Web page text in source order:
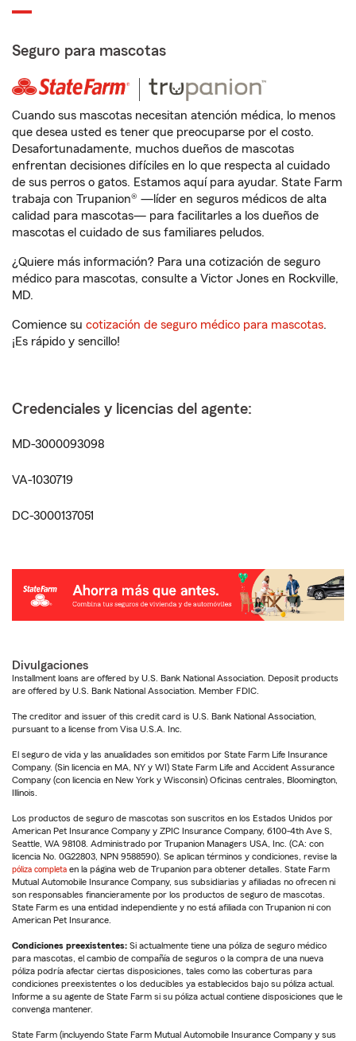
Seguro para mascotas
Cuando sus mascotas necesitan atención médica, lo menos
que desea usted es tener que preocuparse por el costo.
Desafortunadamente, muchos dueños de mascotas
enfrentan decisiones difíciles en lo que respecta al cuidado
de sus perros o gatos. Estamos aquí para ayudar. State Farm
trabaja con Trupanion® —líder en seguros médicos de alta
calidad para mascotas— para facilitarles a los dueños de
mascotas el cuidado de sus familiares peludos.
¿Quiere más información? Para una cotización de seguro
médico para mascotas, consulte a Victor Jones en Rockville,
MD.
Comience su cotización de seguro médico para mascotas.
¡Es rápido y sencillo!
Credenciales y licencias del agente:
MD-3000093098
VA-1030719
DC-3000137051
Divulgaciones
Installment loans are offered by U.S. Bank National Association. Deposit products
are offered by U.S. Bank National Association. Member FDIC.
The creditor and issuer of this credit card is U.S. Bank National Association,
pursuant to a license from Visa U.S.A. Inc.
El seguro de vida y las anualidades son emitidos por State Farm Life Insurance
Company. (Sin licencia en MA, NY y WI) State Farm Life and Accident Assurance
Company (con licencia en New York y Wisconsin) Oficinas centrales, Bloomington,
Illinois.
Los productos de seguro de mascotas son suscritos en los Estados Unidos por
American Pet Insurance Company y ZPIC Insurance Company, 6100-4th Ave S,
Seattle, WA 98108. Administrado por Trupanion Managers USA, Inc. (CA: con
licencia No. 0G22803, NPN 9588590). Se aplican términos y condiciones, revise la
póliza completa en la página web de Trupanion para obtener detalles. State Farm
Mutual Automobile Insurance Company, sus subsidiarias y afiliadas no ofrecen ni
son responsables financieramente por los productos de seguro de mascotas.
State Farm es una entidad independiente y no está afiliada con Trupanion ni con
American Pet Insurance.
Condiciones preexistentes: Si actualmente tiene una póliza de seguro médico
para mascotas, el cambio de compañía de seguros o la compra de una nueva
póliza podría afectar ciertas disposiciones, tales como las coberturas para
condiciones preexistentes o los deducibles ya establecidos bajo su póliza actual.
Informe a su agente de State Farm si su póliza actual contiene disposiciones que le
convenga mantener.
State Farm (incluyendo State Farm Mutual Automobile Insurance Company y sus